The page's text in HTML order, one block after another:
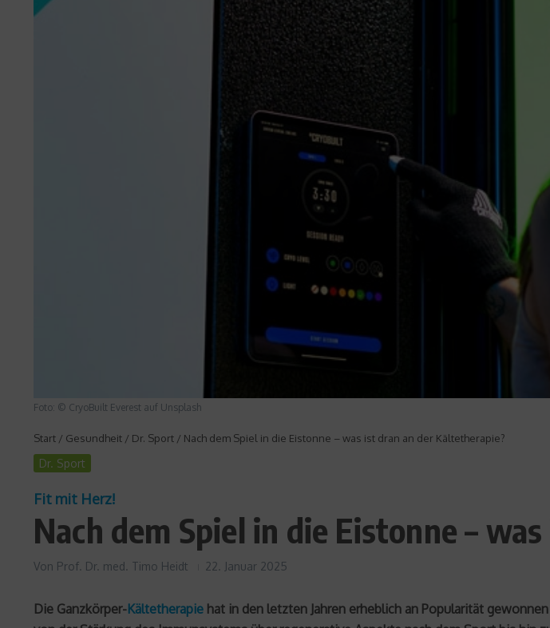
Foto: © CryoBuilt Everest auf Unsplash
Start / Gesundheit / Dr. Sport / Nach dem Spiel in die Eistonne – was ist dran an der Kältetherapie?
Dr. Sport
Fit mit Herz!
Nach dem Spiel in die Eistonne –
Von Prof. Dr. med. Timo Heidt 22. Januar 2025
Die Ganzkörper-Kältetherapie hat in den letzten Jahren erheblich an Popularität